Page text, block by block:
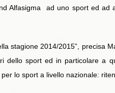
Alfasigma ad uno sport ed
stagione 2014/2015”, precisa
dello sport ed in particolare a
lo sport a livello nazionale: